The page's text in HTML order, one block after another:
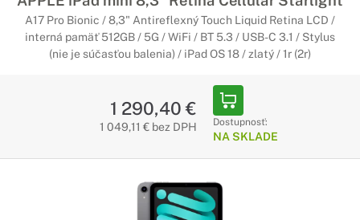
A17 Pro Bionic / 8,3" Antireflexný Touch Liquid Retina LCD /
interná pamäť 512GB / 5G / WiFi / BT 5.3 / USB-C 3.1 / Stylus
(nie je súčasťou balenia) / iPad OS 18 / zlatý / 1r (2r)
1 290,40 €
1 049,11 € bez DPH Dostupnosť:
NA SKLADE